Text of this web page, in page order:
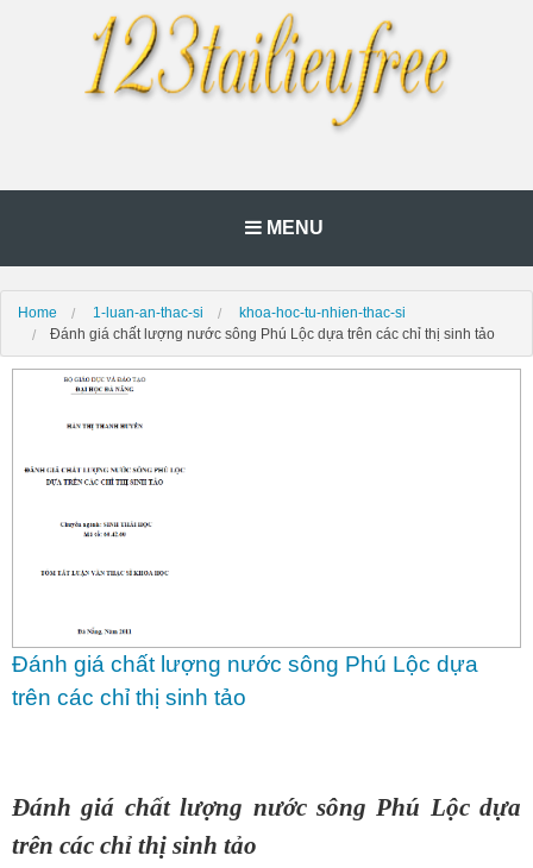
MENU
Home 1-luan-an-thac-si
khoa-hoc-tu-nhien-thac-si
Đánh giá chất lượng nước sông Phú Lộc dựa trên các chỉ thị sinh tảo
Đánh giá chất lượng nước sông Phú Lộc dựa
trên các chỉ thị sinh tảo
Đánh giá chất lượng nước sông Phú Lộc dựa
trên các chỉ thị sinh tảo